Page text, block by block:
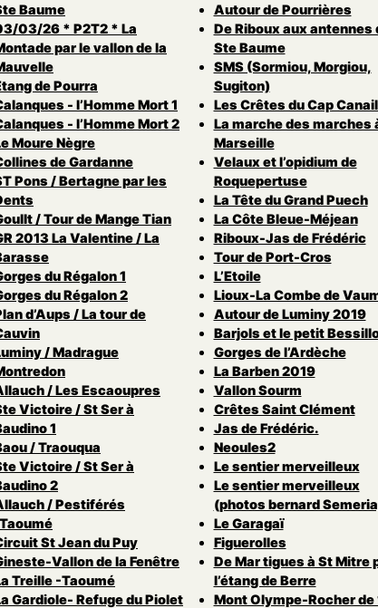
Baume
03/26 * P2T2 * La
par le vallon de la
de Pourra
- l’Homme Mort 1
- l’Homme Mort 2
Moure Nègre
de Gardanne
Pons / Bertagne par les
/ Tour de Mange Tian
2013 La Valentine / La
du Régalon 1
du Régalon 2
d’Aups / La tour de
/ Madrague
/ Les Escaoupres
Victoire / St Ser à
1
/ Traouqua
Victoire / St Ser à
2
/ Pestiférés
St Jean du Puy
Vallon de la Fenêtre
Treille -Taoumé
Gardiole- Refuge du Piolet
Autour de Pourrières
De Riboux aux antennes
Ste Baume
SMS (Sormiou, Morgiou,
Sugiton)
Les Crêtes du Cap
La marche des marches
Marseille
Velaux et l’opidium de
Roquepertuse
La Tête du Grand Puech
La Côte Bleue-Méjean
Riboux-Jas de Frédéric
Tour de Port-Cros
L’Etoile
Lioux-La Combe de
Autour de Luminy 2019
Barjols et le petit
Gorges de l’Ardèche
La Barben 2019
Vallon Sourm
Crêtes Saint Clément
Jas de Frédéric.
Neoules2
Le sentier merveilleux
Le sentier merveilleux
(photos bernard
Le Garagaï
Figuerolles
De Mar tigues à St Mitre
l’étang de Berre
Mont Olympe-Rocher de